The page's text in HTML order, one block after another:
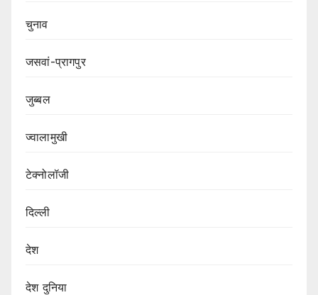
चुनाव
जसवां-प्रागपुर
जुब्बल
ज्वालामुखी
टेक्नोलॉजी
दिल्ली
देश
देश दुनिया